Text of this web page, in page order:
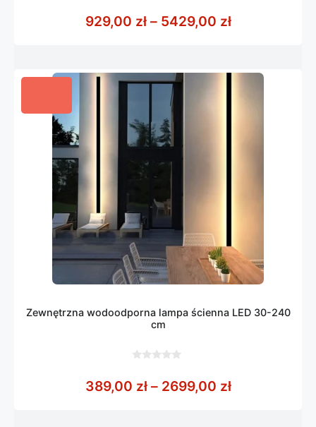
5
929,00 zł – 5429,00 złZakres cen:
Zewnętrzna wodoodporna lampa ścienna LED 30-240
cm
5
389,00 zł – 2699,00 złZakres cen: